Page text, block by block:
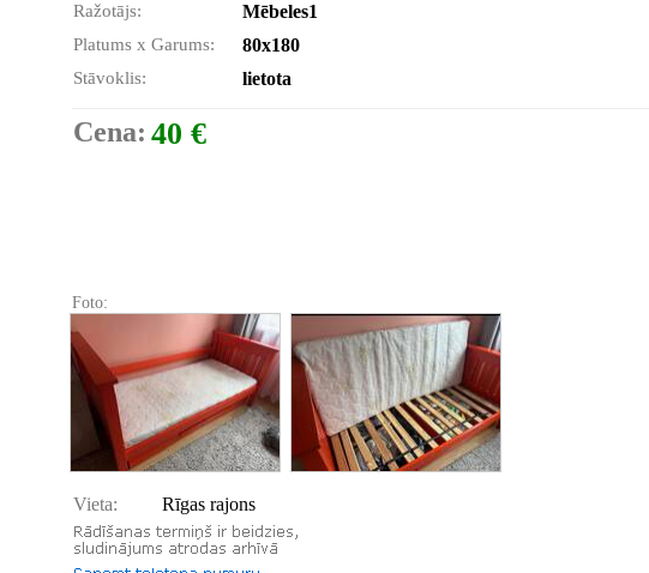
Ražotājs: Mēbeles1
Platums x Garums: 80x180
Stāvoklis: lietota
Cena: 40 €
Foto:
Vieta: Rīgas rajons